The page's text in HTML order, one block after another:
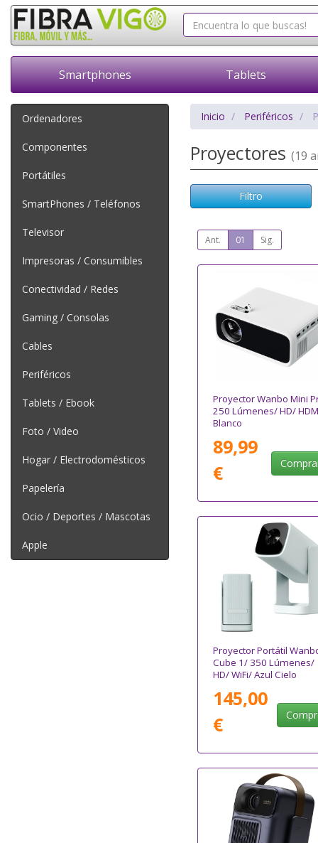
Smartphones Tablets
Ordenadores
Componentes
Portátiles
SmartPhones / Teléfonos
Televisor
Impresoras / Consumibles
Conectividad / Redes
Gaming / Consolas
Cables
Periféricos
Tablets / Ebook
Foto / Video
Hogar / Electrodomésticos
Papelería
Ocio / Deportes / Mascotas
Apple
Inicio Periféricos
Proyectores (19
Filtro
Ant. 01 Sig.
Proyector Wanbo Mini
250 Lúmenes/ HD/
Blanco
89,99
€
Proyector Portátil
Cube 1/ 350 Lúmenes/
HD/ WiFi/ Azul Cielo
145,00
€